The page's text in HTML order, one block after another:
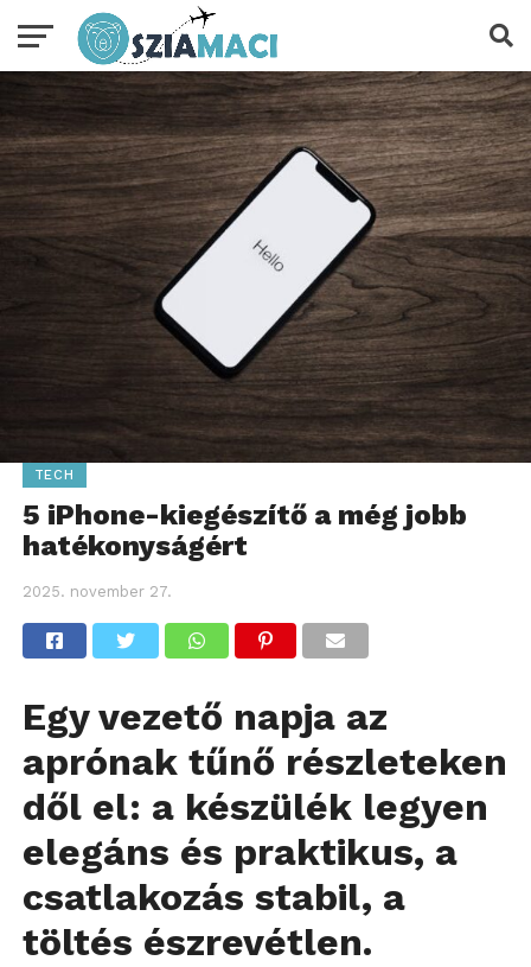
TECH
5 iPhone-kiegészítő a még jobb
hatékonyságért
2025. november 27.
Egy vezető napja az
aprónak tűnő részleteken
dől el: a készülék legyen
elegáns és praktikus, a
csatlakozás stabil, a
töltés észrevétlen.